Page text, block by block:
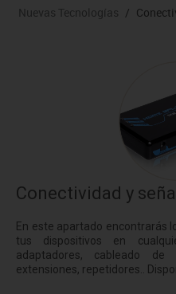
Nuevas Tecnologías /
Conectividad y
En este apartado encontrarás
tus dispositivos en
adaptadores, cableado de
extensiones, repetidores..